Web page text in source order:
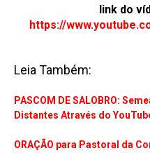
link do
https://
Leia Também:
PASCOM DE SALOBRO:
Distantes Através do
ORAÇÃO para Pastoral da